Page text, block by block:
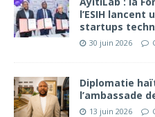
l’ESIH
startups
30 juin 2026
Diplomatie
l’ambassade
13 juin 2026